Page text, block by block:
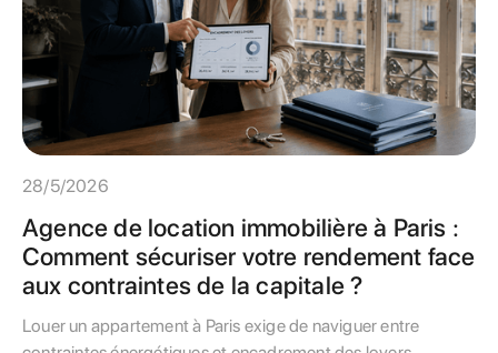
28/5/2026
Agence de location immobilière à Paris :
Comment sécuriser votre rendement face
aux contraintes de la capitale ?
Louer un appartement à Paris exige de naviguer entre